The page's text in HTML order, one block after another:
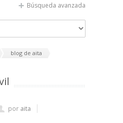
Búsqueda avanzada
blog de aita
por aita